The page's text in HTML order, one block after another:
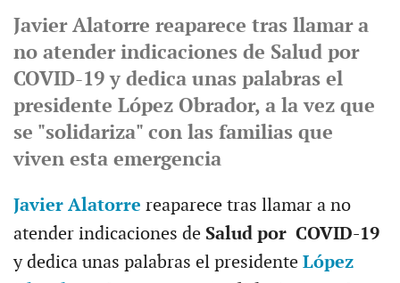
Javier Alatorre reaparece tras llamar a
no atender indicaciones de Salud por
COVID-19 y dedica unas palabras el
presidente López Obrador, a la vez que
se "solidariza" con las familias que
viven esta emergencia
Javier Alatorre reaparece tras llamar a no
atender indicaciones de Salud por COVID-19
y dedica unas palabras el presidente López